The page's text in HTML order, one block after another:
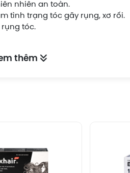
nhiên an toàn.
tình trạng tóc gãy rụng, xơ rối.
rụng tóc.
thêm